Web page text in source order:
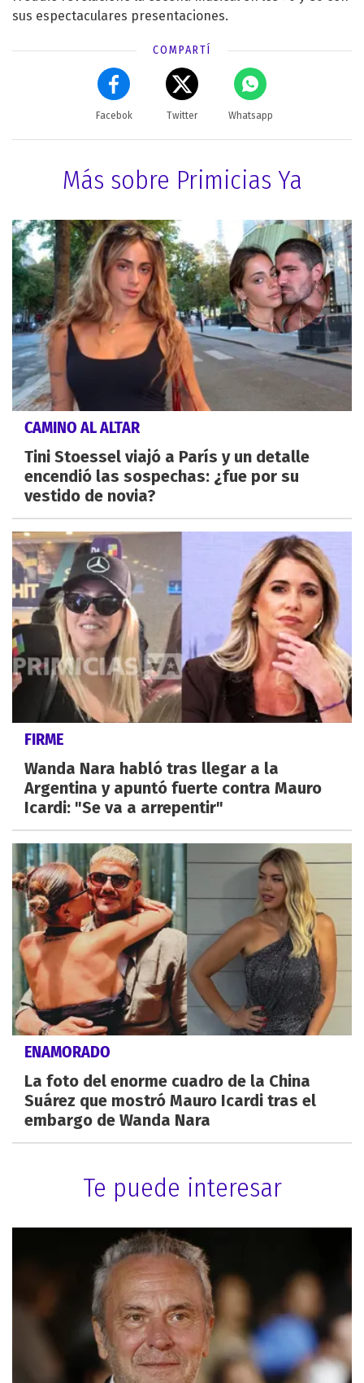
sus espectaculares presentaciones.
COMPARTÍ
Facebok Twitter Whatsapp
Más sobre Primicias Ya
CAMINO AL ALTAR
Tini Stoessel viajó a París y un detalle
encendió las sospechas: ¿fue por su
vestido de novia?
FIRME
Wanda Nara habló tras llegar a la
Argentina y apuntó fuerte contra Mauro
Icardi: "Se va a arrepentir"
ENAMORADO
La foto del enorme cuadro de la China
Suárez que mostró Mauro Icardi tras el
embargo de Wanda Nara
Te puede interesar